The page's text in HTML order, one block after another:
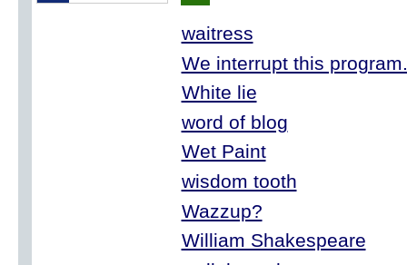
waitress
We interrupt this
White lie
word of blog
Wet Paint
wisdom tooth
Wazzup?
William Shakespeare